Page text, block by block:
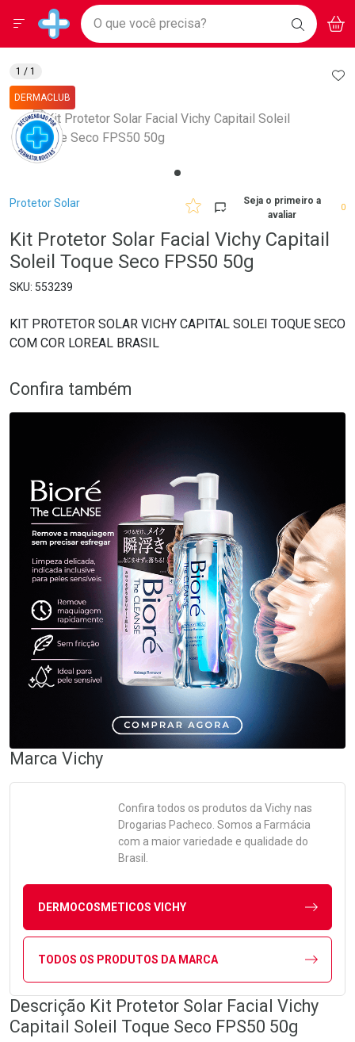
Drogarias Pacheco
Baixe nosso APP e aproveite Ofertas Exclusivas!
BAIXE
O APP
Ir direto para a home
pela página
Ir direto para o conteúdo
Ir direto para a busca
Ir direto para a conta
Ir direto para a ajuda
Ir direto para a notificações
Ir direto para o carrinho
Ir direto para o menu
Faça a sua busca
O que você precisa? BUSCAR
Menu
Breadcrumb
Protetor Solar
Seja o primeiro a
avaliar
0
Kit Protetor Solar Facial Vichy Capitail
Soleil Toque Seco FPS50 50g
553239
KIT PROTETOR SOLAR VICHY CAPITAL SOLEI TOQUE SECO
COM COR LOREAL BRASIL
DERMACLUB
1 / 1
Confira também
Marca Vichy
Confira todos os produtos da Vichynas
Drogarias Pacheco. Somos a Farmácia
com a maior variedade e qualidade do
Brasil.
DERMOCOSMETICOS VICHY
TODOS OS PRODUTOS DA MARCA
Descrição Kit Protetor Solar Facial Vichy
Capitail Soleil Toque Seco FPS50 50g